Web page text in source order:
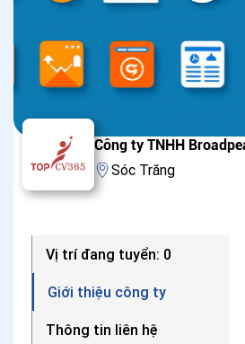
Công ty TNHH
Sóc Trăng
Vị trí đang tuyển: 0
Giới thiệu công ty
Thông tin liên hệ